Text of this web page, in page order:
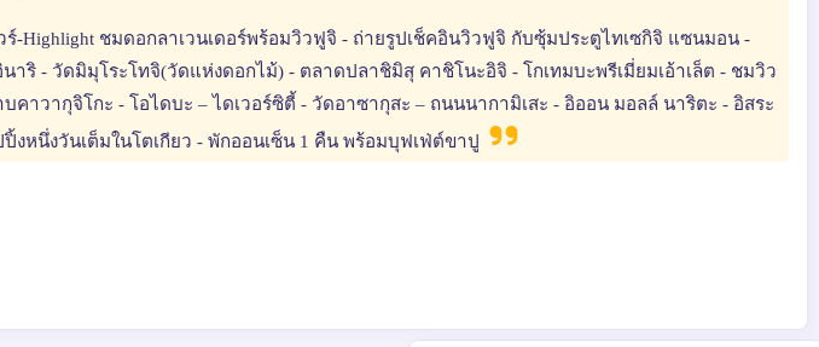
ร์-Highlight ชมดอกลาเวนเดอร์พร้อมวิวฟูจิ - ถ่ายรูปเช็คอินวิวฟูจิ กับซุ้มประตูไทเซกิจิ แซนมอน -
าริ - วัดมิมุโระโทจิ(วัดแห่งดอกไม้) - ตลาดปลาชิมิสุ คาชิโนะอิจิ - โกเทมบะพรีเมี่ยมเอ้าเล็ต - ชมวิว
บคาวากุจิโกะ - โอไดบะ – ไดเวอร์ซิตี้ - วัดอาซากุสะ – ถนนนากามิเสะ - อิออน มอลล์ นาริตะ - อิสระ
ปิ้งหนึ่งวันเต็มในโตเกียว - พักออนเซ็น 1 คืน พร้อมบุฟเฟ่ต์ขาปู